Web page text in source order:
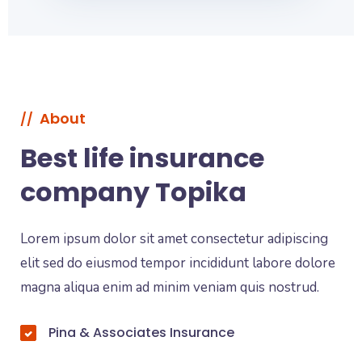
// About
Best life insurance
company Topika
Lorem ipsum dolor sit amet consectetur adipiscing
elit sed do eiusmod tempor incididunt labore dolore
magna aliqua enim ad minim veniam quis nostrud.
Pina & Associates Insurance